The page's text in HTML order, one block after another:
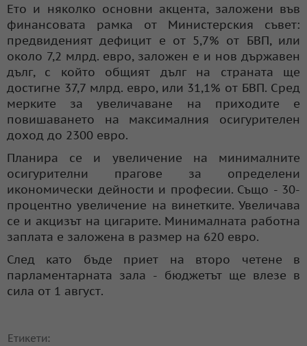
Ето и няколко основни акцента, заложени във
финансовата рамка от Министерския съвет:
предвиденият дефицит е от 5,7% от БВП, или
около 7,2 млрд. евро, заложен е и нов държавен
дълг, с който общият дълг на страната ще
достигне 37,7 млрд. евро, или 31,1% от БВП. Сред
мерките за увеличаване на приходите е
повишаването на максималния осигурителен
доход до 2300 евро.
Планира се и увеличение на минималните
осигурителни прагове за определени
икономически дейности и професии. Също - 30-
процентно увеличение на винетките. Увеличава
се и акцизът на цигарите. Минималната работна
заплата е заложена в размер на 620 евро.
След като бъде приет на второ четене в
парламентарната зала - бюджетът ще влезе в
сила от 1 август.
Етикети: